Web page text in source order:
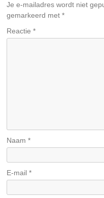
Je e-mailadres wordt niet
gemarkeerd met*
Reactie*
Naam*
E-mail*